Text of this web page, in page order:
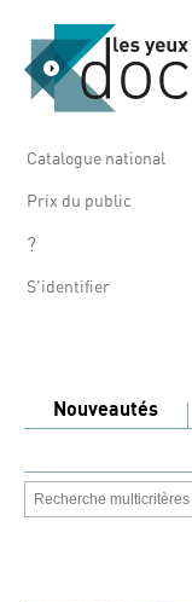
Catalogue national
Prix du public
?
S'identifier
Nouveautés